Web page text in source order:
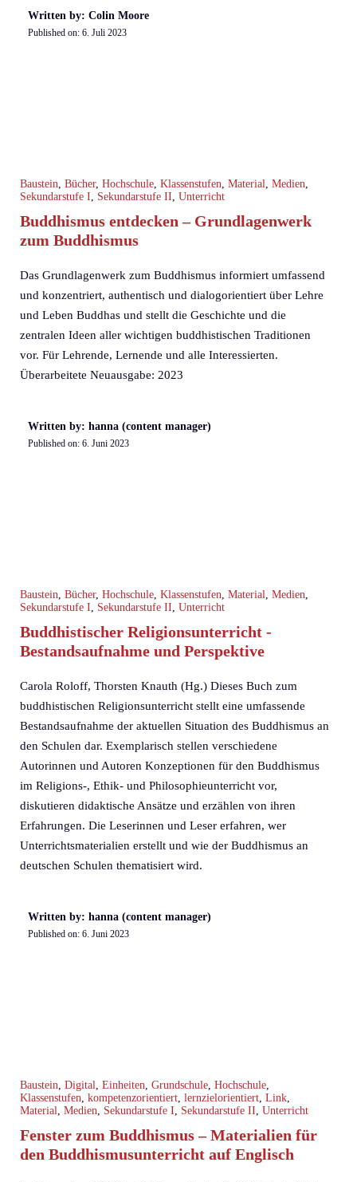
Written by: Colin Moore
Published on: 6. Juli 2023
Baustein, Bücher, Hochschule, Klassenstufen, Material, Medien,
Sekundarstufe I, Sekundarstufe II, Unterricht
Buddhismus entdecken – Grundlagenwerk
zum Buddhismus
Das Grundlagenwerk zum Buddhismus informiert umfassend
und konzentriert, authentisch und dialogorientiert über Lehre
und Leben Buddhas und stellt die Geschichte und die
zentralen Ideen aller wichtigen buddhistischen Traditionen
vor. Für Lehrende, Lernende und alle Interessierten.
Überarbeitete Neuausgabe: 2023
Written by: hanna (content manager)
Published on: 6. Juni 2023
Baustein, Bücher, Hochschule, Klassenstufen, Material, Medien,
Sekundarstufe I, Sekundarstufe II, Unterricht
Buddhistischer Religionsunterricht -
Bestandsaufnahme und Perspektive
Carola Roloff, Thorsten Knauth (Hg.) Dieses Buch zum
buddhistischen Religionsunterricht stellt eine umfassende
Bestandsaufnahme der aktuellen Situation des Buddhismus an
den Schulen dar. Exemplarisch stellen verschiedene
Autorinnen und Autoren Konzeptionen für den Buddhismus
im Religions-, Ethik- und Philosophieunterricht vor,
diskutieren didaktische Ansätze und erzählen von ihren
Erfahrungen. Die Leserinnen und Leser erfahren, wer
Unterrichtsmaterialien erstellt und wie der Buddhismus an
deutschen Schulen thematisiert wird.
Written by: hanna (content manager)
Published on: 6. Juni 2023
Baustein, Digital, Einheiten, Grundschule, Hochschule,
Klassenstufen, kompetenzorientiert, lernzielorientiert, Link,
Material, Medien, Sekundarstufe I, Sekundarstufe II, Unterricht
Fenster zum Buddhismus – Materialien für
den Buddhismusunterricht auf Englisch